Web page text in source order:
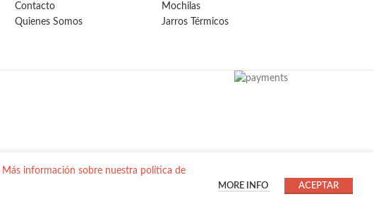
Contacto
Quienes Somos
Mochilas
Jarros Térmicos
Más información sobre nuestra política de
MORE INFO ACEPTAR